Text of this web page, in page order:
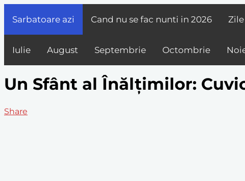
Sarbatoare azi Cand nu se fac nunti in 2026
Iulie August Septembrie Octombrie
Un Sfânt al Înălțimilor:
Share